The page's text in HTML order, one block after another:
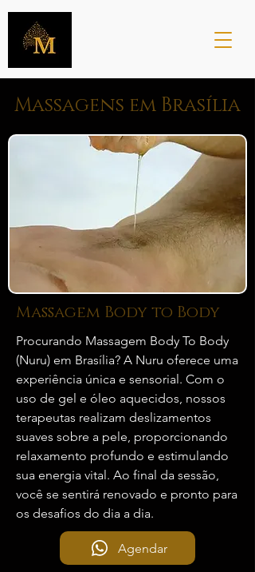
Massagens em Brasília
Massagem Body to Body
Procurando Massagem Body To Body
(Nuru) em Brasília? A Nuru oferece uma
experiência única e sensorial. Com o
uso de gel e óleo aquecidos, nossos
terapeutas realizam deslizamentos
suaves sobre a pele, proporcionando
relaxamento profundo e estimulando
sua energia vital. Ao final da sessão,
você se sentirá renovado e pronto para
os desafios do dia a dia.
Agendar